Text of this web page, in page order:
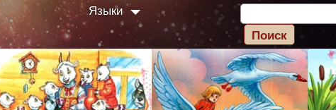
Языки